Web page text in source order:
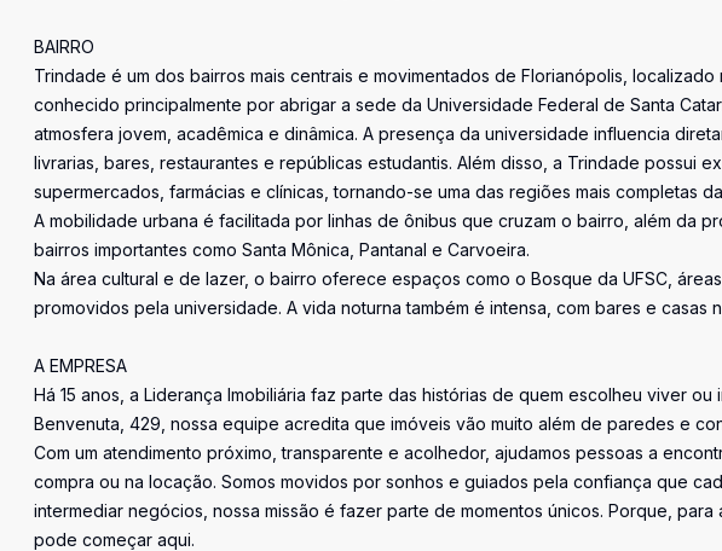
BAIRRO
Trindade é um dos bairros mais centrais e movimentados de Florianópolis,
conhecido principalmente por abrigar a sede da Universidade Federal de Santa
atmosfera jovem, acadêmica e dinâmica. A presença da universidade influencia
livrarias, bares, restaurantes e repúblicas estudantis. Além disso, a Trindade possui
supermercados, farmácias e clínicas, tornando-se uma das regiões mais completas
A mobilidade urbana é facilitada por linhas de ônibus que cruzam o bairro, além da
bairros importantes como Santa Mônica, Pantanal e Carvoeira.
Na área cultural e de lazer, o bairro oferece espaços como o Bosque da UFSC,
promovidos pela universidade. A vida noturna também é intensa, com bares e casas
A EMPRESA
Há 15 anos, a Liderança Imobiliária faz parte das histórias de quem escolheu viver ou
Benvenuta, 429, nossa equipe acredita que imóveis vão muito além de paredes e
Com um atendimento próximo, transparente e acolhedor, ajudamos pessoas a
compra ou na locação. Somos movidos por sonhos e guiados pela confiança que
intermediar negócios, nossa missão é fazer parte de momentos únicos. Porque, para
pode começar aqui.